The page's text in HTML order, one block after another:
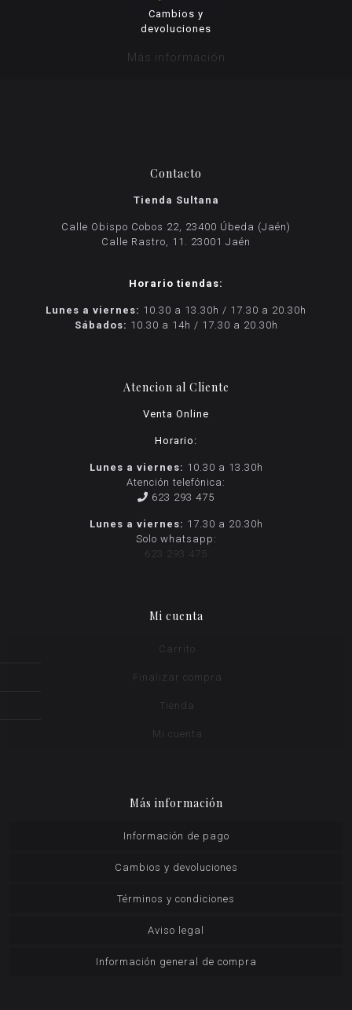
Cambios y
devoluciones
Más información
Contacto
Tienda Sultana
Calle Obispo Cobos 22, 23400 Úbeda (Jaén)
Calle Rastro, 11. 23001 Jaén
Horario tiendas:
Lunes a viernes: 10.30 a 13.30h / 17.30 a 20.30h
Sábados: 10.30 a 14h / 17.30 a 20.30h
Atencion al Cliente
Venta Online
Horario:
Lunes a viernes: 10.30 a 13.30h
Atención telefónica:
623 293 475
Lunes a viernes: 17.30 a 20.30h
Solo whatsapp:
623 293 475
Mi cuenta
Carrito
Finalizar compra
Tienda
Mi cuenta
Más información
Información de pago
Cambios y devoluciones
Términos y condiciones
Aviso legal
Información general de compra